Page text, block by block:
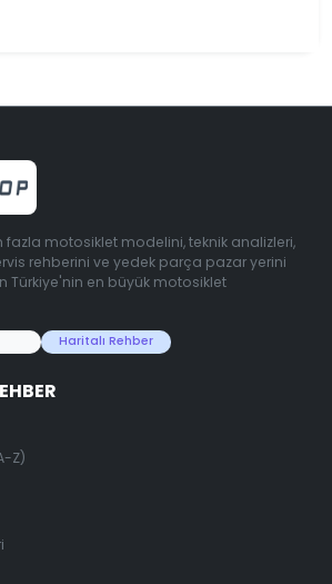
motosiklet modelini, teknik analizleri,
rehberini ve yedek parça pazar yerini
Türkiye'nin en büyük motosiklet
Haritalı Rehber
Z)